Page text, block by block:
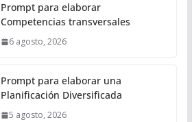
Prompt para elaborar
Competencias transversales
6 agosto, 2026
Prompt para elaborar una
Planificación Diversificada
5 agosto, 2026